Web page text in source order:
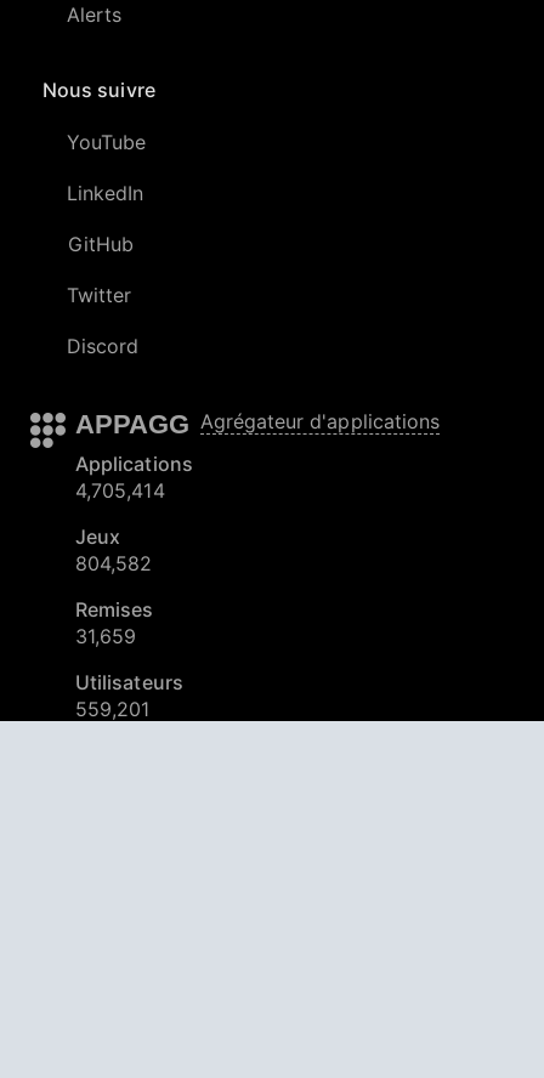
Alerts
Nous suivre
YouTube
LinkedIn
GitHub
Twitter
Discord
APPAGG Agrégateur d'applications
Applications
4,705,414
Jeux
804,582
Remises
31,659
Utilisateurs
559,201